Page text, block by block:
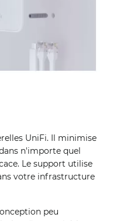
UniFi. Il minimise
n'importe quel
Le support utilise
votre infrastructure
peu